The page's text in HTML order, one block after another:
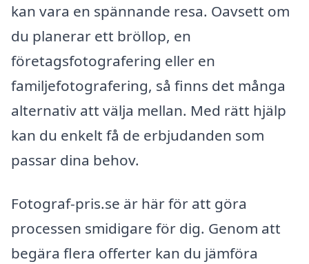
kan vara en spännande resa. Oavsett om
du planerar ett bröllop, en
företagsfotografering eller en
familjefotografering, så finns det många
alternativ att välja mellan. Med rätt hjälp
kan du enkelt få de erbjudanden som
passar dina behov.
Fotograf-pris.se är här för att göra
processen smidigare för dig. Genom att
begära flera offerter kan du jämföra